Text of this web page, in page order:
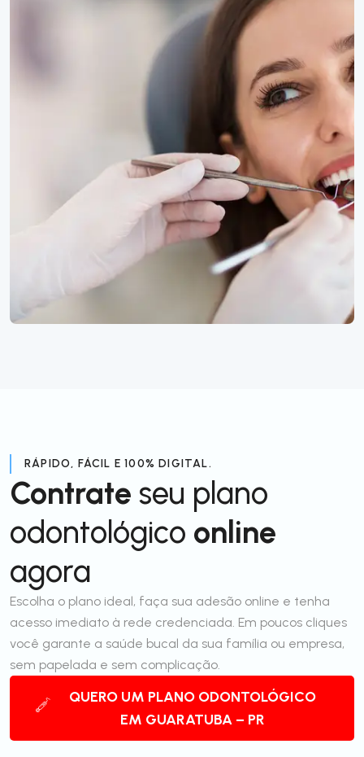
RÁPIDO, FÁCIL E 100% DIGITAL.
Contrate seu plano
odontológico online
agora
Escolha o plano ideal, faça sua adesão online e tenha
acesso imediato à rede credenciada. Em poucos cliques
você garante a saúde bucal da sua família ou empresa,
sem papelada e sem complicação.
QUERO UM PLANO ODONTOLÓGICO
EM GUARATUBA – PR